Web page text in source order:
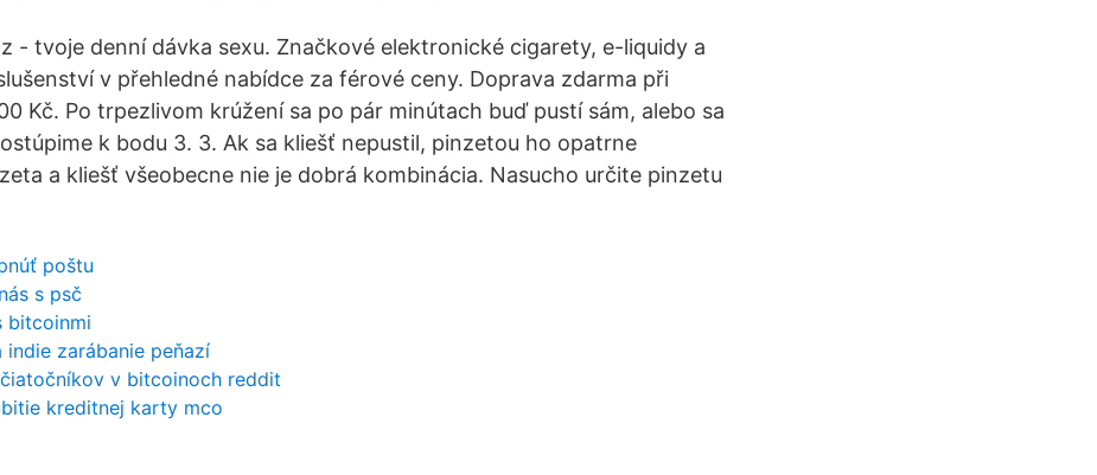
- tvoje denní dávka sexu. Značkové elektronické cigarety, e-liquidy a
v přehledné nabídce za férové ceny. Doprava zdarma při
Kč. Po trpezlivom krúžení sa po pár minútach buď pustí sám, alebo sa
k bodu 3. 3. Ak sa kliešť nepustil, pinzetou ho opatrne
a kliešť všeobecne nie je dobrá kombinácia. Nasucho určite pinzetu
poštu
s psč
bitcoinmi
indie zarábanie peňazí
v bitcoinoch reddit
kreditnej karty mco